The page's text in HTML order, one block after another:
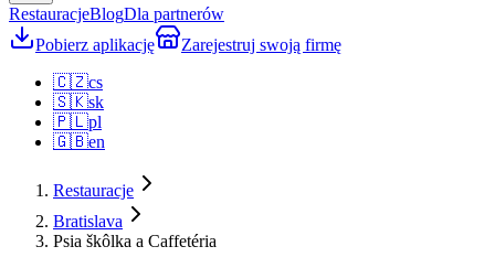
RestauracjeBlogDla partnerów
Pobierz aplikację
Zarejestruj swoją firmę
🇨🇿cs
🇸🇰sk
🇵🇱pl
🇬🇧en
Restauracje
Bratislava
Psia škôlka a Caffetéria